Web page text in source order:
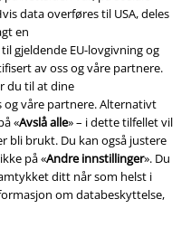
data overføres til USA, deles
en
gjeldende EU-lovgivning og
av oss og våre partnere.
du til at dine
våre partnere. Alternativt
«Avslå alle» – i dette tilfellet vil
bli brukt. Du kan også justere
på «Andre innstillinger». Du
ditt når som helst i
om databeskyttelse,
gratis og ta del i alle de nye
Company